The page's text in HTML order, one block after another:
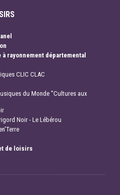
rayonnement départemental
CLIC CLAC
du Monde "Cultures aux
Noir - Le Lébérou
de loisirs